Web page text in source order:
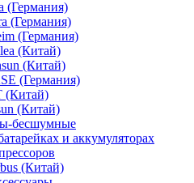
(Германия)
(Германия)
(Германия)
(Китай)
(Китай)
(Германия)
(Китай)
(Китай)
бесшумные
и аккумуляторах
(Китай)